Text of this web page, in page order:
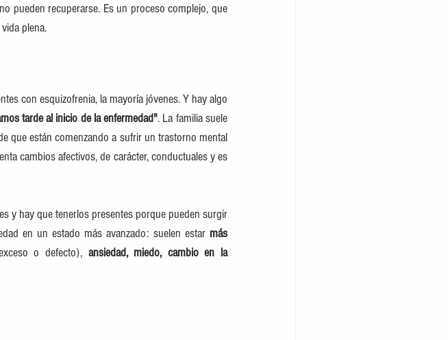
pueden recuperarse. Es un proceso complejo, que
plena.
con esquizofrenia, la mayoría jóvenes. Y hay algo
tarde al inicio de la enfermedad". La familia suele
que están comenzando a sufrir un trastorno mental
cambios afectivos, de carácter, conductuales y es
y hay que tenerlos presentes porque pueden surgir
en un estado más avanzado: suelen estar más
o defecto), ansiedad, miedo, cambio en la